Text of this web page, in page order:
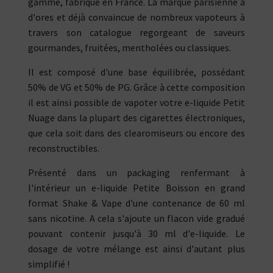
d'ores et déjà convaincue de nombreux vapoteurs à
travers son catalogue regorgeant de saveurs
gourmandes, fruitées, mentholées ou classiques.
Il est composé d'une base équilibrée, possédant
50% de VG et 50% de PG. Grâce à cette composition
il est ainsi possible de vapoter votre e-liquide Petit
Nuage dans la plupart des cigarettes électroniques,
que cela soit dans des clearomiseurs ou encore des
reconstructibles.
Présenté dans un packaging renfermant à
l'intérieur un e-liquide Petite Boisson en grand
format Shake & Vape d'une contenance de 60 ml
sans nicotine. A cela s'ajoute un flacon vide gradué
pouvant contenir jusqu'à 30 ml d'e-liquide. Le
dosage de votre mélange est ainsi d'autant plus
simplifié !